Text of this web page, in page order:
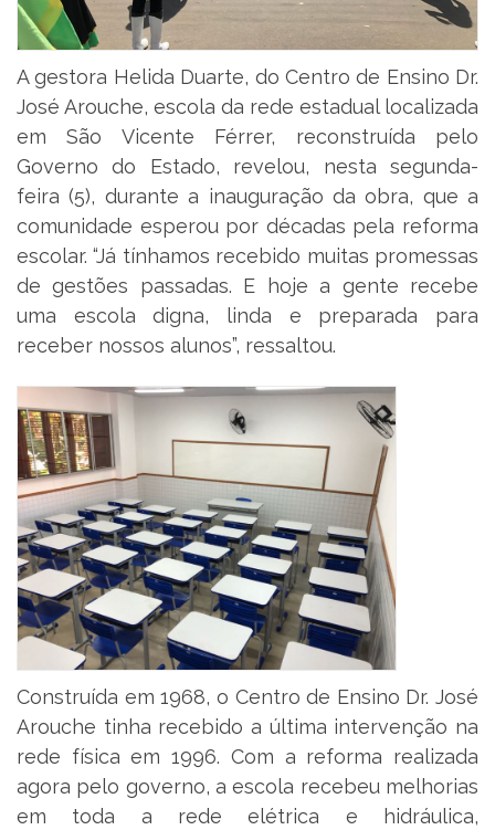
A gestora Helida Duarte, do Centro de Ensino Dr.
José Arouche, escola da rede estadual localizada
em São Vicente Férrer, reconstruída pelo
Governo do Estado, revelou, nesta segunda-
feira (5), durante a inauguração da obra, que a
comunidade esperou por décadas pela reforma
escolar. “Já tínhamos recebido muitas promessas
de gestões passadas. E hoje a gente recebe
uma escola digna, linda e preparada para
receber nossos alunos”, ressaltou.
Construída em 1968, o Centro de Ensino Dr. José
Arouche tinha recebido a última intervenção na
rede física em 1996. Com a reforma realizada
agora pelo governo, a escola recebeu melhorias
em toda a rede elétrica e hidráulica,